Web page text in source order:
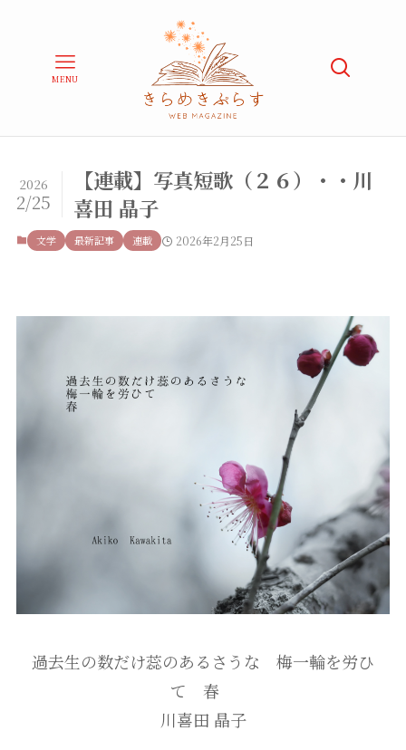
MENU
【連載】写真短歌（２６）・・川
喜田 晶子
2026
2/25
文学 最新記事 連載 2026年2月25日
過去生の数だけ蕊のあるさうな 梅一輪を労ひ
て 春
川喜田 晶子